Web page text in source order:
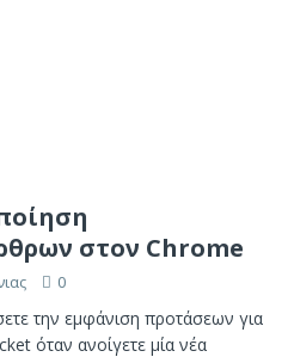
στον Chrome
0
την εμφάνιση προτάσεων για
όταν ανοίγετε μία νέα